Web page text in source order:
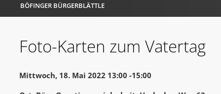
BÖFINGER BÜRGERBLÄTTLE
Foto-Karten zum Vatertag
Mittwoch, 18. Mai 2022 13:00 -15:00